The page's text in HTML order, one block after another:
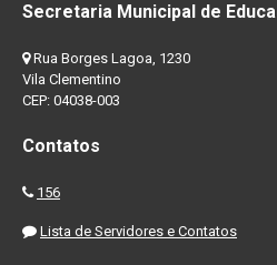
Secretaria Municipal de
Rua Borges Lagoa, 1230
Vila Clementino
CEP: 04038-003
Contatos
156
Lista de Servidores e Contatos